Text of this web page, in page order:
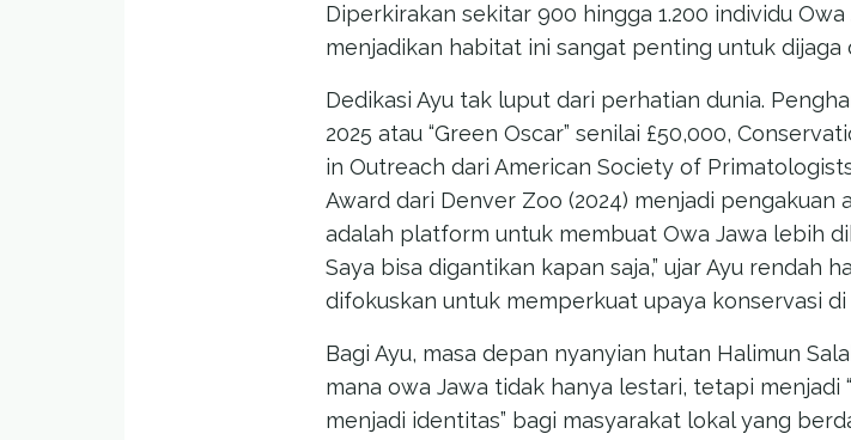
Diperkirakan sekitar 900 hingga 1.200 individu
menjadikan habitat ini sangat penting untuk dijaga
Dedikasi Ayu tak luput dari perhatian dunia.
2025 atau “Green Oscar” senilai £50,000,
in Outreach dari American Society of
Award dari Denver Zoo (2024) menjadi pengakuan
adalah platform untuk membuat Owa Jawa lebih
Saya bisa digantikan kapan saja,” ujar Ayu rendah
difokuskan untuk memperkuat upaya konservasi di
Bagi Ayu, masa depan nyanyian hutan Halimun
mana owa Jawa tidak hanya lestari, tetapi menjadi
menjadi identitas” bagi masyarakat lokal yang